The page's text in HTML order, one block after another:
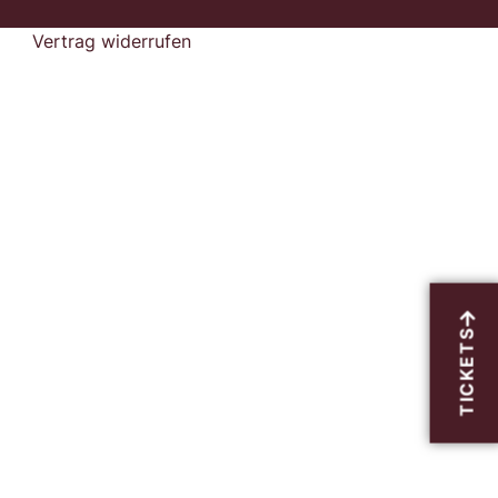
TICKETS
Vertrag widerrufen